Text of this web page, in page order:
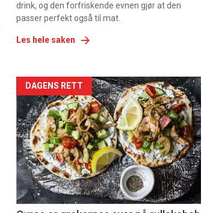
drink, og den forfriskende evnen gjør at den
passer perfekt også til mat.
Les hele saken
Artikler
detail
-
section
11
DAGENS RETT